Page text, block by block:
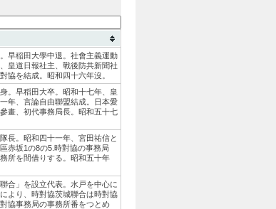
早稲田大學中退。社會主義運動
皇道日報社主、戰後防共新聞社
協を結成。昭和四十六年沒。
。早稻田大卒。昭和十七年、皇
年、言論自由聯盟結成。日本愛
畫、初代事務局長。昭和五十七
長。昭和四十一年、宮田祐信と
赤坂1の8の5.時對協の事務局
所を間借りする。昭和五十年
合」を設立代表。水戸を中心に
より、時對協茨城聯合は時對協
協事務局の事務所番をつとめ